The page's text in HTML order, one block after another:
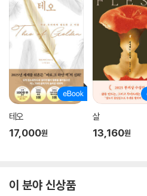
테오
17,000원
살
13,160원
이 분야 신상품